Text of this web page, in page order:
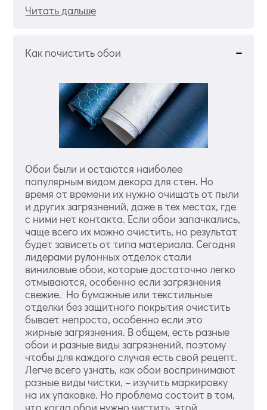
Читать дальше
Как почистить обои
Обои были и остаются наиболее
популярным видом декора для стен. Но
время от времени их нужно очищать от пыли
и других загрязнений, даже в тех местах, где
с ними нет контакта. Если обои запачкались,
чаще всего их можно очистить, но результат
будет зависеть от типа материала. Сегодня
лидерами рулонных отделок стали
виниловые обои, которые достаточно легко
отмываются, особенно если загрязнения
свежие. Но бумажные или текстильные
отделки без защитного покрытия очистить
бывает непросто, особенно если это
жирные загрязнения. В общем, есть разные
обои и разные виды загрязнений, поэтому
чтобы для каждого случая есть свой рецепт.
Легче всего узнать, как обои воспринимают
разные виды чистки, – изучить маркировку
на их упаковке. Но проблема состоит в том,
что когда обои нужно чистить, этой